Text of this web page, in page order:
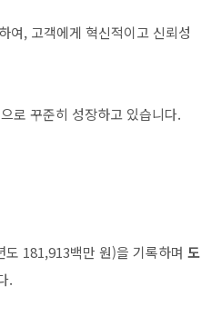
여, 고객에게 혁신적이고 신뢰성
로 꾸준히 성장하고 있습니다.
도 181,913백만 원)을 기록하며 도
.